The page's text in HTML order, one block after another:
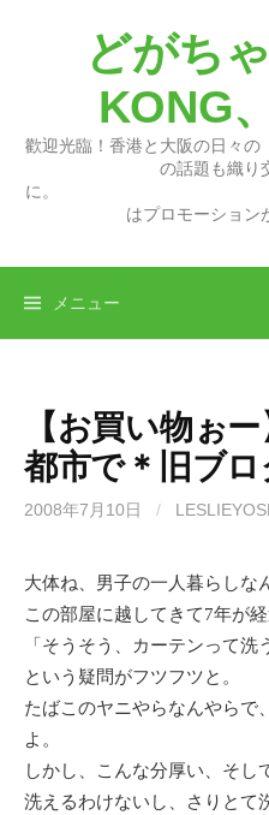
どがち
KONG
歡迎光臨！香港と大阪の日々の
の話題も織り
に。 ＜
はプロモーション
メニュー
【お買い物ぉ
都市で＊旧ブロ
2008年7月10日 /
大体ね、男子の一人暮らしな
この部屋に越してきて7年が経
「そうそう、カーテンって洗
という疑問がフツフツと。
たばこのヤニやらなんやらで
よ。
しかし、こんな分厚い、そし
洗えるわけないし、さりとて